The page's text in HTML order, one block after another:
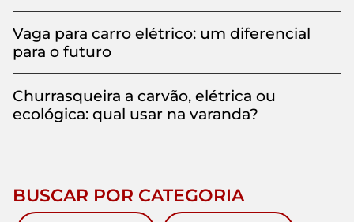
Vaga para carro elétrico: um diferencial
para o futuro
Churrasqueira a carvão, elétrica ou
ecológica: qual usar na varanda?
BUSCAR POR CATEGORIA